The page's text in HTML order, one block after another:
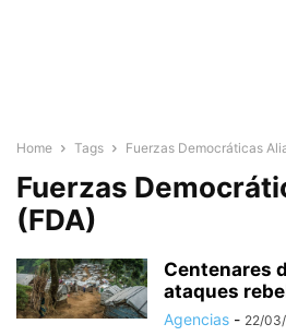
Home Tags Fuerzas Democráticas
Fuerzas
(FDA)
Centenares
ataques
Agencias - 22/